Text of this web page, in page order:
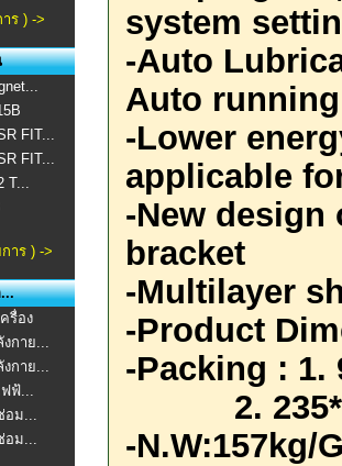
ร ) ->
FIT...
FIT...
T...
าร ) ->
รื่อง
กาย...
กาย...
ฟฟ้...
อม...
อม...
system
-Auto
Auto
-Lower
applicable
-New design
bracket
-Multilayer
-Product
-Packing : 1.
2.
-N.W:157kg/